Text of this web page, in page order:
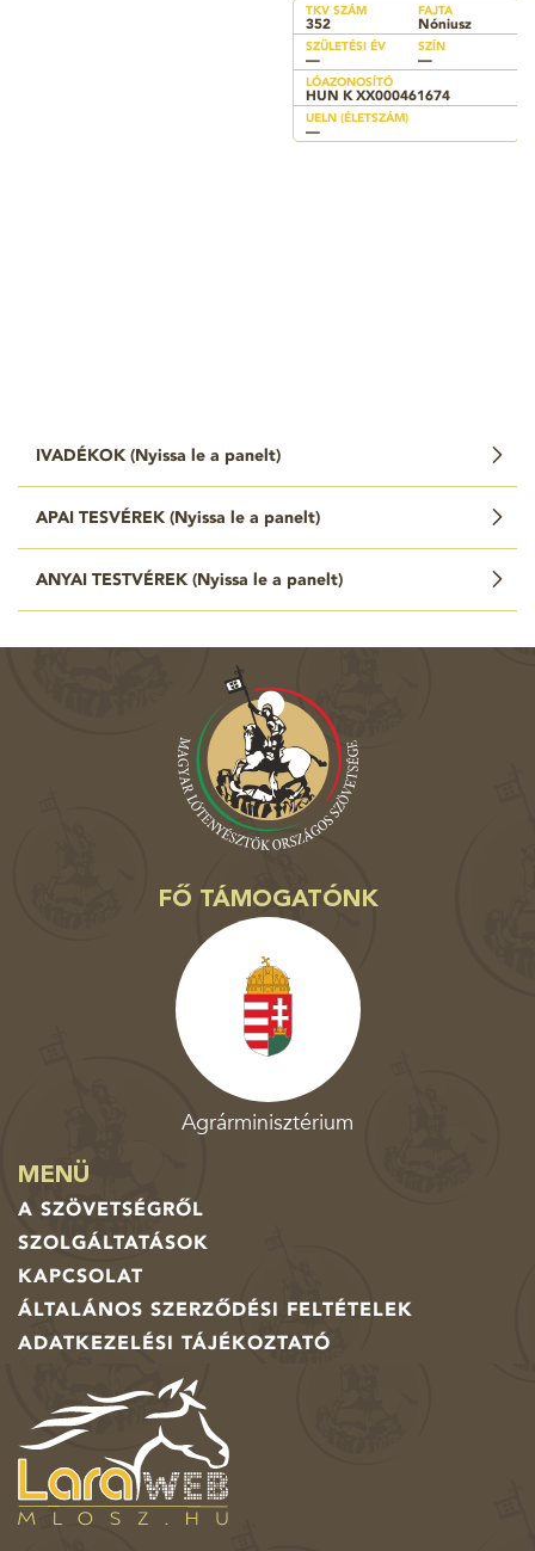
TKV SZÁM
352
FAJTA
Nóniusz
SZÜLETÉSI ÉV
—
SZÍN
—
LÓAZONOSÍTÓ
HUN K XX000461674
UELN (ÉLETSZÁM)
—
IVADÉKOK ( Nyissa le a panelt)
APAI TESVÉREK ( Nyissa le a panelt)
ANYAI TESTVÉREK ( Nyissa le a panelt)
FŐ TÁMOGATÓNK
Agrárminisztérium
MENÜ
A SZÖVETSÉGRŐL
SZOLGÁLTATÁSOK
KAPCSOLAT
ÁLTALÁNOS SZERZŐDÉSI FELTÉTELEK
ADATKEZELÉSI TÁJÉKOZTATÓ